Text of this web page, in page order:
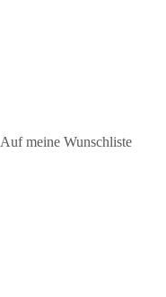
Auf meine Wunschliste